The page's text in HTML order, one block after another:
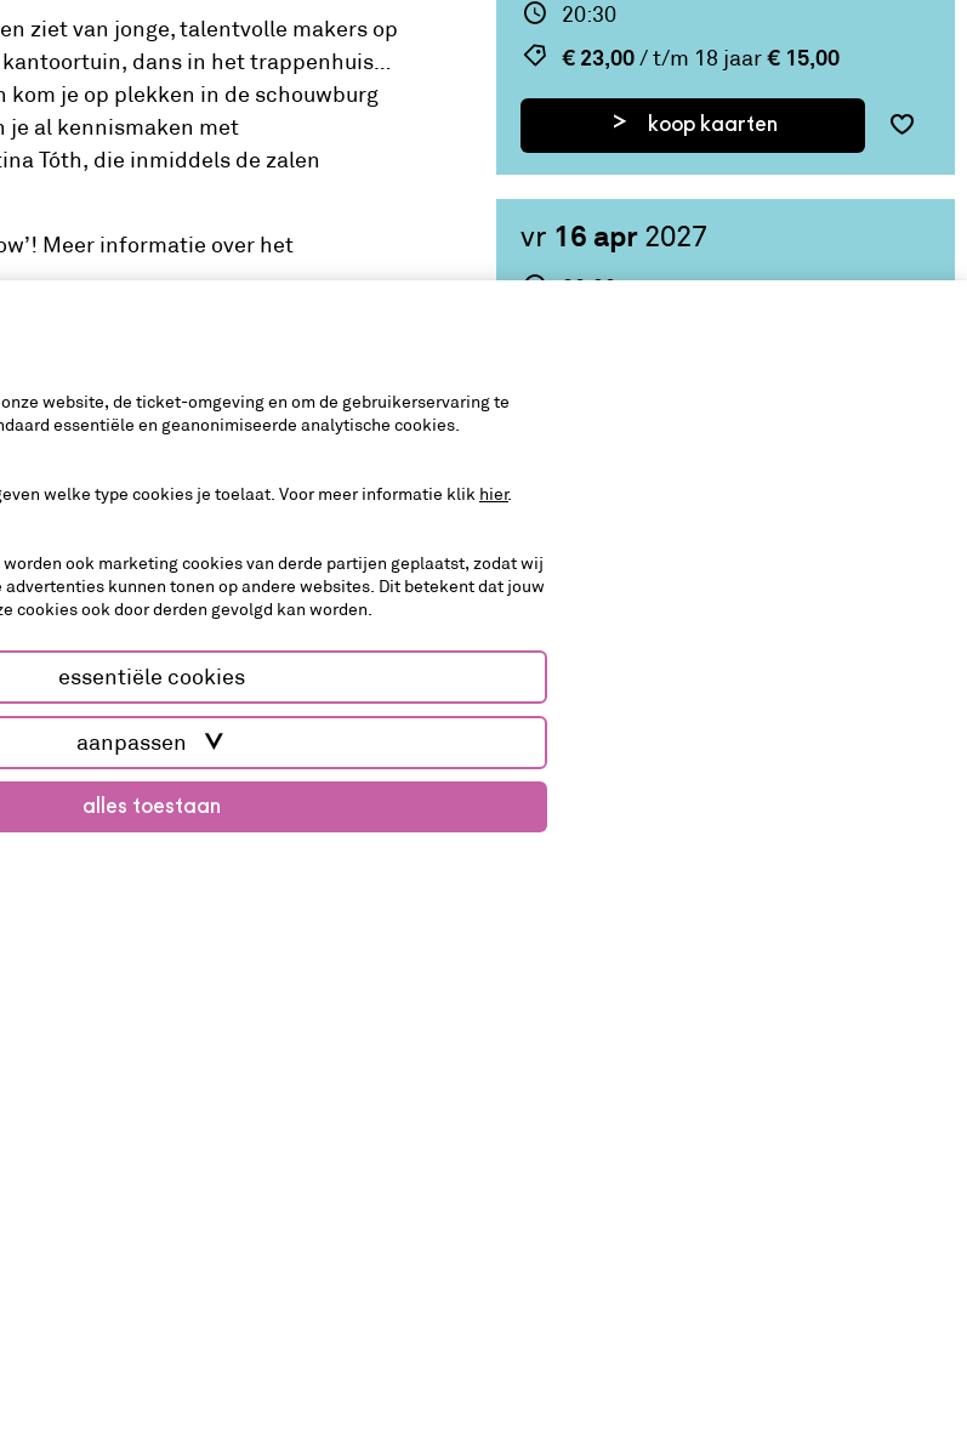
ziet van jonge, talentvolle makers op
dans in het trappenhuis…
je op plekken in de schouwburg
je al kennismaken met
Tóth, die inmiddels de zalen
Meer informatie over het
20:30
€ 23,00/ t/m 18 jaar€ 15,00
koop kaarten
vr 16 apr2027
20:30
website, de ticket-omgeving en om de gebruikerservaring te
essentiële en geanonimiseerde analytische cookies.
welke type cookies je toelaat. Voor meer informatie klik hier.
ook marketing cookies van derde partijen geplaatst, zodat wij
kunnen tonen op andere websites. Dit betekent dat jouw
cookies ook door derden gevolgd kan worden.
essentiële cookies
aanpassen
alles toestaan